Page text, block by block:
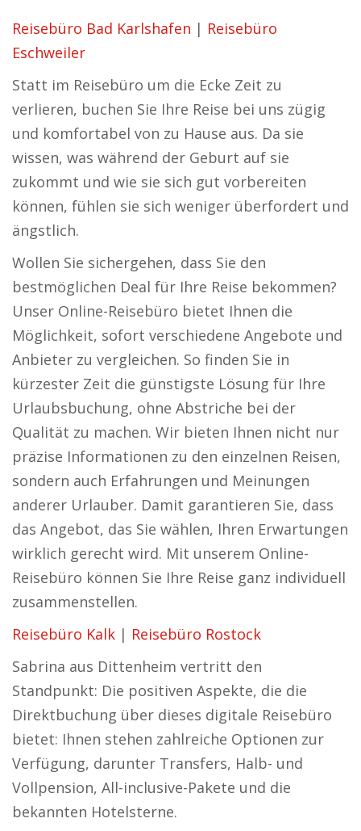
Reisebüro Bad Karlshafen | Reisebüro
Eschweiler
Statt im Reisebüro um die Ecke Zeit zu
verlieren, buchen Sie Ihre Reise bei uns zügig
und komfortabel von zu Hause aus. Da sie
wissen, was während der Geburt auf sie
zukommt und wie sie sich gut vorbereiten
können, fühlen sie sich weniger überfordert und
ängstlich.
Wollen Sie sichergehen, dass Sie den
bestmöglichen Deal für Ihre Reise bekommen?
Unser Online-Reisebüro bietet Ihnen die
Möglichkeit, sofort verschiedene Angebote und
Anbieter zu vergleichen. So finden Sie in
kürzester Zeit die günstigste Lösung für Ihre
Urlaubsbuchung, ohne Abstriche bei der
Qualität zu machen. Wir bieten Ihnen nicht nur
präzise Informationen zu den einzelnen Reisen,
sondern auch Erfahrungen und Meinungen
anderer Urlauber. Damit garantieren Sie, dass
das Angebot, das Sie wählen, Ihren Erwartungen
wirklich gerecht wird. Mit unserem Online-
Reisebüro können Sie Ihre Reise ganz individuell
zusammenstellen.
Reisebüro Kalk | Reisebüro Rostock
Sabrina aus Dittenheim vertritt den
Standpunkt: Die positiven Aspekte, die die
Direktbuchung über dieses digitale Reisebüro
bietet: Ihnen stehen zahlreiche Optionen zur
Verfügung, darunter Transfers, Halb- und
Vollpension, All-inclusive-Pakete und die
bekannten Hotelsterne.